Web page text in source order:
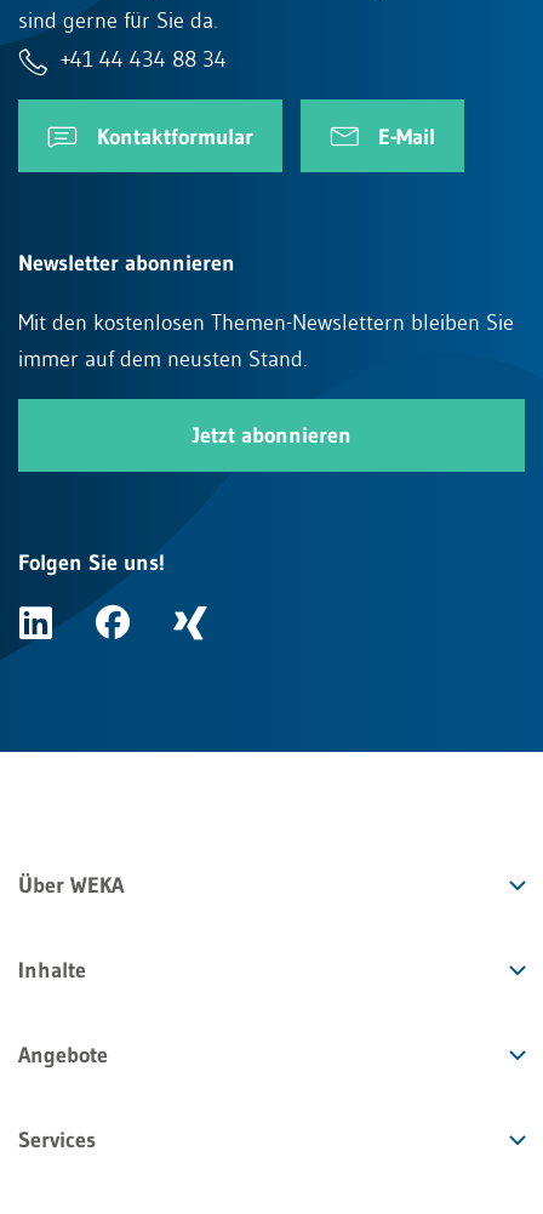
sind gerne für Sie da.
+41 44 434 88 34
Kontaktformular E-Mail
Newsletter abonnieren
Mit den kostenlosen Themen-Newslettern bleiben Sie
immer auf dem neusten Stand.
Jetzt abonnieren
Folgen Sie uns!
Über WEKA
Inhalte
Angebote
Services